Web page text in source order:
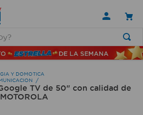
Y DOMOTICA
TV de 50" con calidad de